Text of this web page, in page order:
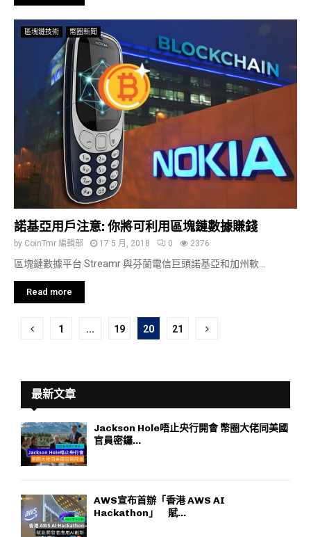
區塊鏈技術 幣圈新聞
諾基亞用戶注意: 你將可利用區塊鏈數據賺錢
by CoinTmr 編輯部 17 5 月, 2018 0 2376
區塊鏈數據平台 Streamr 與芬蘭電信巨頭諾基亞和加州軟...
Read more
文
分
頁
1 ... 19 20 21
最新文章
Jackson Hole唔止央行開會 幣圈大佬同美國
官員密鑼...
AWS宣布首辦「香港 AWS AI
Hackathon」 賦...